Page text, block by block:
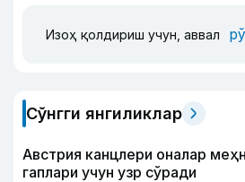
Изоҳ қолдириш учун, аввал
Сўнгги янгиликлар
Австрия канцлери оналар
гаплари учун узр сўради